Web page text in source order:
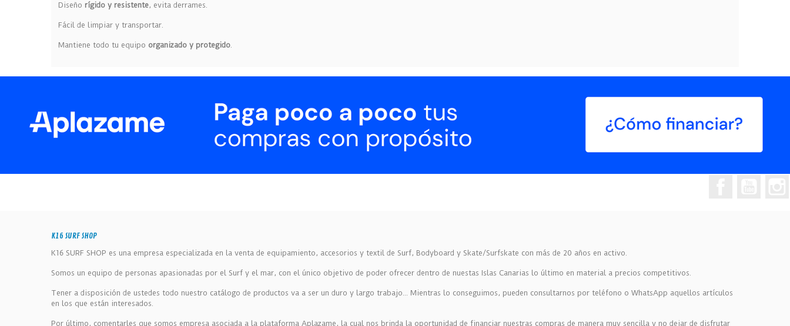
Diseño rígido y resistente, evita derrames.
Fácil de limpiar y transportar.
Mantiene todo tu equipo organizado y protegido.
K16 SURF SHOP
K16 SURF SHOP es una empresa especializada en la venta de equipamiento, accesorios y textil de Surf, Bodyboard y Skate/Surfskate con más de 20 años en activo.
Somos un equipo de personas apasionadas por el Surf y el mar, con el único objetivo de poder ofrecer dentro de nuestas Islas Canarias lo último en material a precios competitivos.
Tener a disposición de ustedes todo nuestro catálogo de productos va a ser un duro y largo trabajo... Mientras lo conseguimos, pueden consultarnos por teléfono o WhatsApp aquellos artículos
en los que están interesados.
Por último, comentarles que somos empresa asociada a la plataforma Aplazame, la cual nos brinda la oportunidad de financiar nuestras compras de manera muy sencilla y no dejar de disfrutar